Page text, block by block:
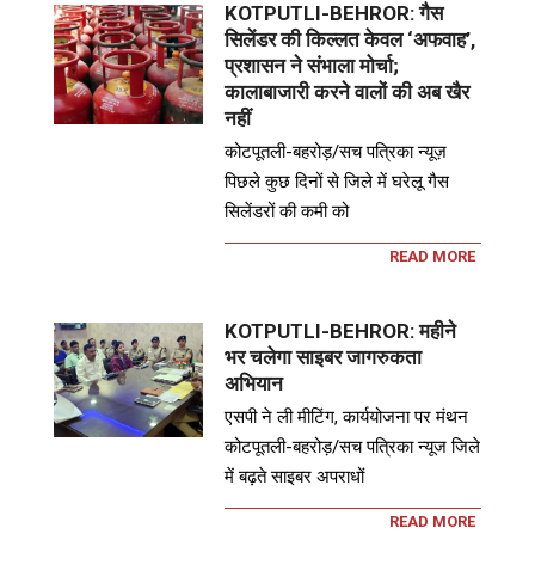
KOTPUTLI-BEHROR: गैस
सिलेंडर की किल्लत केवल ‘अफवाह’,
प्रशासन ने संभाला मोर्चा;
कालाबाजारी करने वालों की अब खैर
नहीं
कोटपूतली-बहरोड़/सच पत्रिका न्यूज़
पिछले कुछ दिनों से जिले में घरेलू गैस
सिलेंडरों की कमी को
READ MORE
KOTPUTLI-BEHROR: महीने
भर चलेगा साइबर जागरुकता
अभियान
एसपी ने ली मीटिंग, कार्ययोजना पर मंथन
कोटपूतली-बहरोड़/सच पत्रिका न्यूज जिले
में बढ़ते साइबर अपराधों
READ MORE